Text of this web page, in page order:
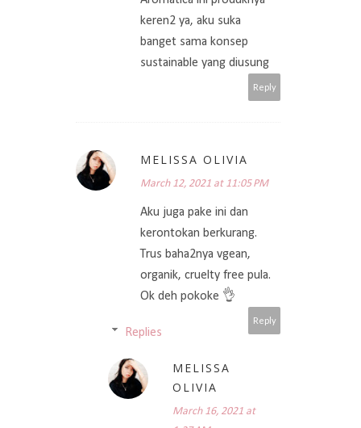
keren2 ya, aku suka
banget sama konsep
sustainable yang diusung
Reply
MELISSA OLIVIA
March 12, 2021 at 11:05 PM
Aku juga pake ini dan
kerontokan berkurang.
Trus baha2nya vgean,
organik, cruelty free pula.
Ok deh pokoke 👌
Reply
Replies
MELISSA
OLIVIA
March 16, 2021 at